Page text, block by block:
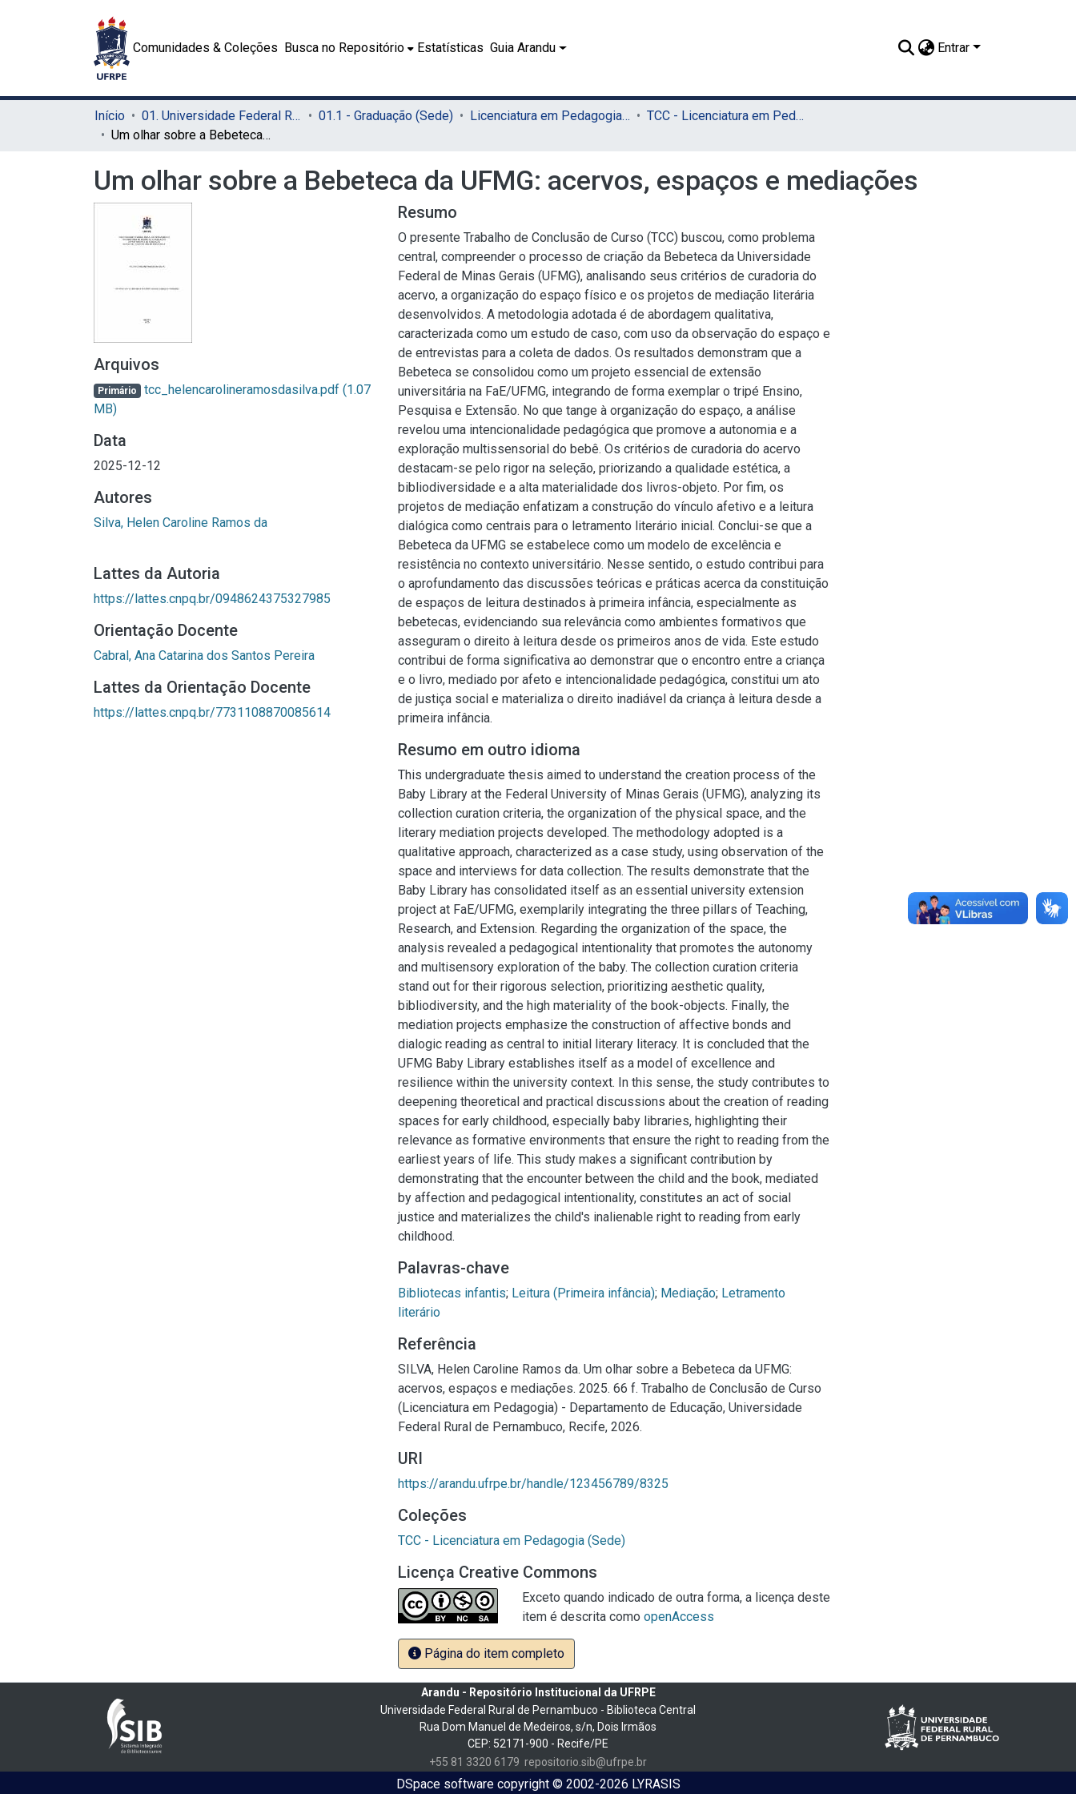
Comunidades & Coleções Busca no Repositório Estatísticas Guia Arandu Entrar
Início 01. Universidade Federal Rural de Pernambuco - UFRPE (Sede) 01.1 - Graduação (Sede) Licenciatura em Pedagogia (Sede)
TCC - Licenciatura em Pedagogia (Sede)
Um olhar sobre a Bebeteca da UFMG: acervos, espaços e mediações
Um olhar sobre a Bebeteca da UFMG: acervos, espaços e mediações
Arquivos
Primário tcc_helencarolineramosdasilva.pdf (1.07
MB)
Data
2025-12-12
Autores
Silva, Helen Caroline Ramos da
Lattes da Autoria
https://lattes.cnpq.br/0948624375327985
Orientação Docente
Cabral, Ana Catarina dos Santos Pereira
Lattes da Orientação Docente
https://lattes.cnpq.br/7731108870085614
Resumo
O presente Trabalho de Conclusão de Curso (TCC) buscou, como problema
central, compreender o processo de criação da Bebeteca da Universidade
Federal de Minas Gerais (UFMG), analisando seus critérios de curadoria do
acervo, a organização do espaço físico e os projetos de mediação literária
desenvolvidos. A metodologia adotada é de abordagem qualitativa,
caracterizada como um estudo de caso, com uso da observação do espaço e
de entrevistas para a coleta de dados. Os resultados demonstram que a
Bebeteca se consolidou como um projeto essencial de extensão
universitária na FaE/UFMG, integrando de forma exemplar o tripé Ensino,
Pesquisa e Extensão. No que tange à organização do espaço, a análise
revelou uma intencionalidade pedagógica que promove a autonomia e a
exploração multissensorial do bebê. Os critérios de curadoria do acervo
destacam-se pelo rigor na seleção, priorizando a qualidade estética, a
bibliodiversidade e a alta materialidade dos livros-objeto. Por fim, os
projetos de mediação enfatizam a construção do vínculo afetivo e a leitura
dialógica como centrais para o letramento literário inicial. Conclui-se que a
Bebeteca da UFMG se estabelece como um modelo de excelência e
resistência no contexto universitário. Nesse sentido, o estudo contribui para
o aprofundamento das discussões teóricas e práticas acerca da constituição
de espaços de leitura destinados à primeira infância, especialmente as
bebetecas, evidenciando sua relevância como ambientes formativos que
asseguram o direito à leitura desde os primeiros anos de vida. Este estudo
contribui de forma significativa ao demonstrar que o encontro entre a criança
e o livro, mediado por afeto e intencionalidade pedagógica, constitui um ato
de justiça social e materializa o direito inadiável da criança à leitura desde a
primeira infância.
Resumo em outro idioma
This undergraduate thesis aimed to understand the creation process of the
Baby Library at the Federal University of Minas Gerais (UFMG), analyzing its
collection curation criteria, the organization of the physical space, and the
literary mediation projects developed. The methodology adopted is a
qualitative approach, characterized as a case study, using observation of the
space and interviews for data collection. The results demonstrate that the
Baby Library has consolidated itself as an essential university extension
project at FaE/UFMG, exemplarily integrating the three pillars of Teaching,
Research, and Extension. Regarding the organization of the space, the
analysis revealed a pedagogical intentionality that promotes the autonomy
and multisensory exploration of the baby. The collection curation criteria
stand out for their rigorous selection, prioritizing aesthetic quality,
bibliodiversity, and the high materiality of the book-objects. Finally, the
mediation projects emphasize the construction of affective bonds and
dialogic reading as central to initial literary literacy. It is concluded that the
UFMG Baby Library establishes itself as a model of excellence and
resilience within the university context. In this sense, the study contributes to
deepening theoretical and practical discussions about the creation of reading
spaces for early childhood, especially baby libraries, highlighting their
relevance as formative environments that ensure the right to reading from the
earliest years of life. This study makes a significant contribution by
demonstrating that the encounter between the child and the book, mediated
by affection and pedagogical intentionality, constitutes an act of social
justice and materializes the child's inalienable right to reading from early
childhood.
Palavras-chave
Bibliotecas infantis; Leitura (Primeira infância); Mediação; Letramento
literário
Referência
SILVA, Helen Caroline Ramos da. Um olhar sobre a Bebeteca da UFMG:
acervos, espaços e mediações. 2025. 66 f. Trabalho de Conclusão de Curso
(Licenciatura em Pedagogia) - Departamento de Educação, Universidade
Federal Rural de Pernambuco, Recife, 2026.
URI
https://arandu.ufrpe.br/handle/123456789/8325
Coleções
TCC - Licenciatura em Pedagogia (Sede)
Licença Creative Commons
Exceto quando indicado de outra forma, a licença deste
item é descrita como openAccess
Página do item completo
Arandu - Repositório Institucional da UFRPE
Universidade Federal Rural de Pernambuco - Biblioteca Central
Rua Dom Manuel de Medeiros, s/n, Dois Irmãos
CEP: 52171-900 - Recife/PE
+55 81 3320 6179 repositorio.sib@ufrpe.br
DSpace softwarecopyright © 2002-2026 LYRASIS